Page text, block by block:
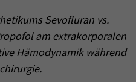
Sevofluran vs.
am extrakorporalen
Hämodynamik während